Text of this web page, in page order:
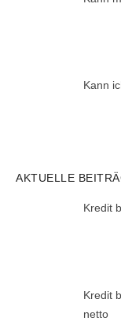
Kann
AKTUELLE
Kredit
Kredit
netto